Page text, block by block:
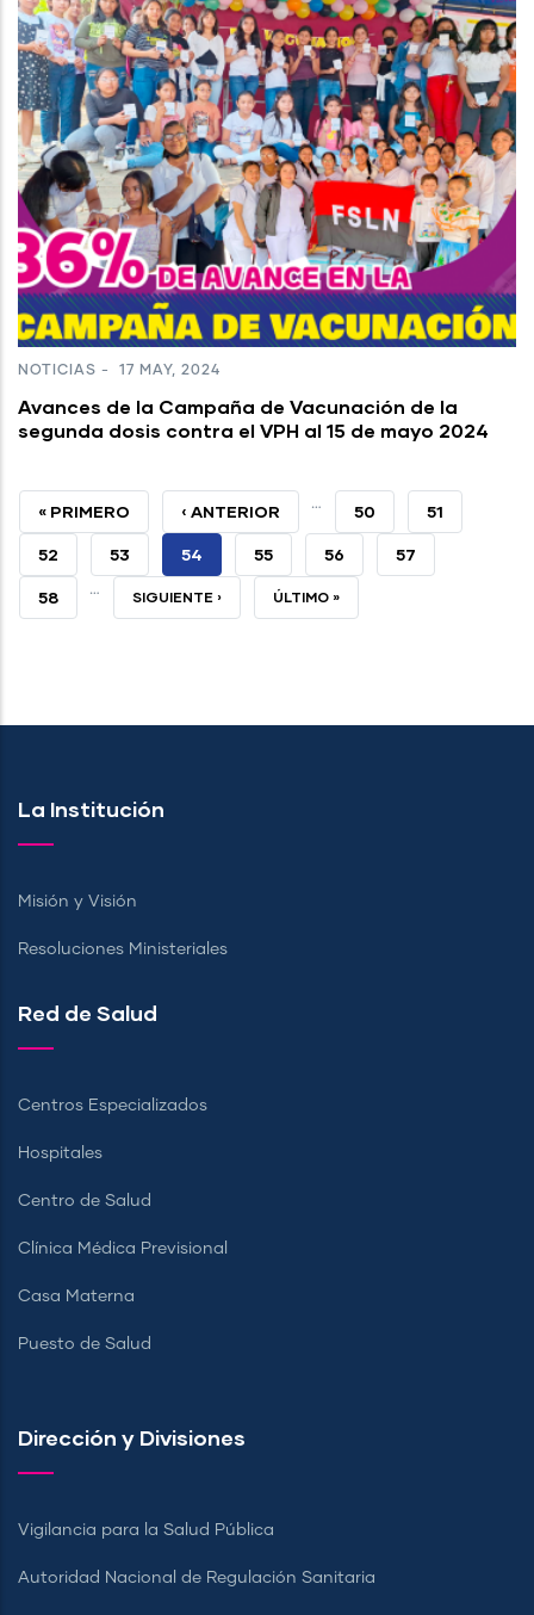
NOTICIAS - 17 MAY, 2024
Avances de la Campaña de Vacunación de la
segunda dosis contra el VPH al 15 de mayo 2024
PRIMERA
PÁGINA
« PRIMERO
PÁGINA
ANTERIOR
‹ ANTERIOR … PAGE
50 PAGE
51
PAGE
52 PAGE
53
PÁGINA
ACTUAL
54 PAGE
55 PAGE
56 PAGE
57
PAGE
58 … SIGUIENTE
SIGUIENTE › ÚLTIMA
ÚLTIMO »
La Institución
Misión y Visión
Resoluciones Ministeriales
Red de Salud
Centros Especializados
Hospitales
Centro de Salud
Clínica Médica Previsional
Casa Materna
Puesto de Salud
Dirección y Divisiones
Vigilancia para la Salud Pública
Autoridad Nacional de Regulación Sanitaria